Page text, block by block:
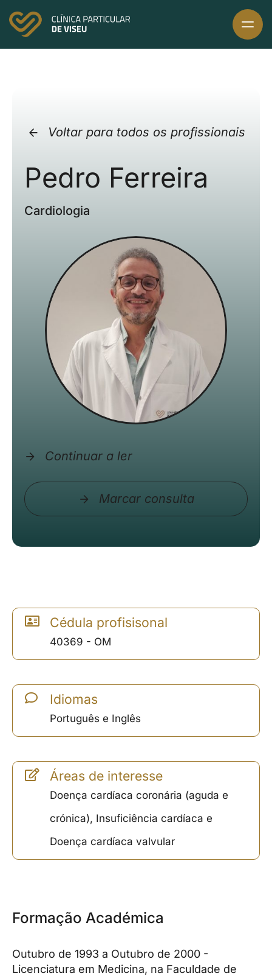
Skip
Voltar para todos os profissionais
Pedro Ferreira
Cardiologia
Continuar a ler
Marcar consulta
Cédula profisisonal
40369 - OM
Idiomas
Português e Inglês
Áreas de interesse
Doença cardíaca coronária (aguda e
crónica), Insuficiência cardíaca e
Doença cardíaca valvular
Formação Académica
Outubro de 1993 a Outubro de 2000 -
Licenciatura em Medicina, na Faculdade de